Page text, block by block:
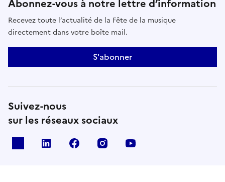
Abonnez-vous à notre lettre d’information
Recevez toute l’actualité de la Fête de la musique
directement dans votre boîte mail.
S'abonner
Suivez-nous
sur les réseaux sociaux
Linkedin Facebook Instagram